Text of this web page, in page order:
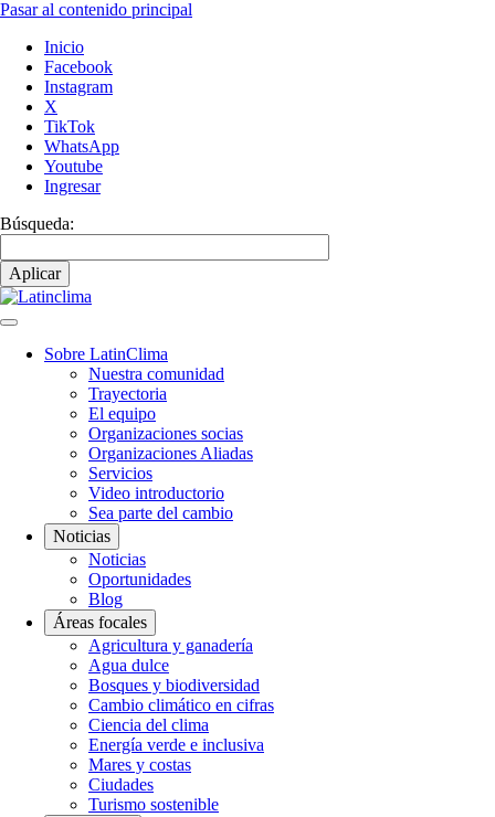
Pasar al contenido principal
Inicio
Facebook
Instagram
X
TikTok
WhatsApp
Youtube
Ingresar
Búsqueda:
Navegación
Sobre LatinClima
Nuestra comunidad
Trayectoria
El equipo
Organizaciones socias
Organizaciones Aliadas
Servicios
Video introductorio
Sea parte del cambio
Noticias
Noticias
Oportunidades
Blog
Áreas focales
Agricultura y ganadería
Agua dulce
Bosques y biodiversidad
Cambio climático en cifras
Ciencia del clima
Energía verde e inclusiva
Mares y costas
Ciudades
Turismo sostenible